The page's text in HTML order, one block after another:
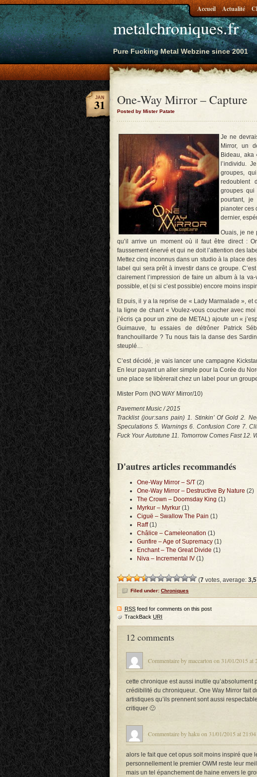
metalchroniques.fr
Pure Fucking Metal Webzine since 2001
Accueil Actualité
One-Way Mirror – Capture
Posted by Mister Patate
JAN
31
Je ne
Mirror, un
Bideau,
l’individu.
groupes,
redoublent
groupes qui
pourtant,
pianoter ces
dernier,
Ouais, je ne
qu’il arrive un moment où il faut être direct :
faussement énervé et qui ne doit l’attention des
Mettez cinq inconnus dans un studio à la place
label qui sera prêt à investir dans ce groupe.
clairement l’impression de faire un album à la
possible, et (si si c’est possible) encore moins
Et puis, il y a la reprise de « Lady Marmalade »,
la ligne de chant « Voulez-vous coucher avec
j’écris ça pour un zine de METAL) ajoute un «
Guimauve, tu essaies de détrôner Patrick
franchouillarde ? Tu nous fais la danse des
steuplé…
C’est décidé, je vais lancer une campagne
En leur payant un aller simple pour la Corée du
une place se libèrerait chez un label pour un
Mister Porn (NO WAY Mirror/10)
Pavement Music / 2015
Tracklist (jour:sans pain) 1. Stinkin’ Of Gold 2.
Speculations 5. Warnings 6. Confusion Core 7.
Fuck Your Autotune 11. Tomorrow Comes Fast 12.
D'autres articles recommandés
One-Way Mirror – S/T (2)
One-Way Mirror – Destructive By Nature (2)
The Crown – Doomsday King (1)
Myrkur – Myrkur (1)
Ciguë – Swallow The Pain (1)
Raff(1)
Châlice – Cameleonation (1)
Gunfire – Age of Supremacy (1)
Enchant – The Great Divide (1)
Niva – Incremental IV (1)
(7 votes, average:
Filed under: Chroniques
RSS feed for comments on this post
TrackBack URI
12 comments
Commentaire by maccarton on 31/01/2015 at
cette chronique est aussi inutile qu’absolument
crédibilité du chroniqueur.. One Way Mirror fait
artistiques qu’ils prennent sont aussi
critiquer 🙂
Commentaire by haku on 31/01/2015 at 21:04
alors le fait que cet opus soit moins inspiré que
personnellement le premier OWM reste leur
mais un tel épanchement de haine envers le